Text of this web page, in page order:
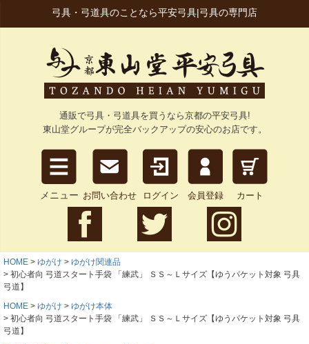
弓具・弓道具のことなら平安弓具|弓具の専門店
通販で弓具・弓道具を買うなら京都の平安弓具!
東山堂グループが完全バックアップの安心のお店です。
メニュー お問い合わせ ログイン 会員登録 カート
HOME ゆがけ
ゆがけ関連品
初心者向 弓道スタート手袋 「練武」 ＳＳ～Ｌサイズ【ゆうパケット対象 弓具
弓道】
HOME
ゆがけ
ゆがけ本体
初心者向 弓道スタート手袋 「練武」 ＳＳ～Ｌサイズ【ゆうパケット対象 弓具
弓道】